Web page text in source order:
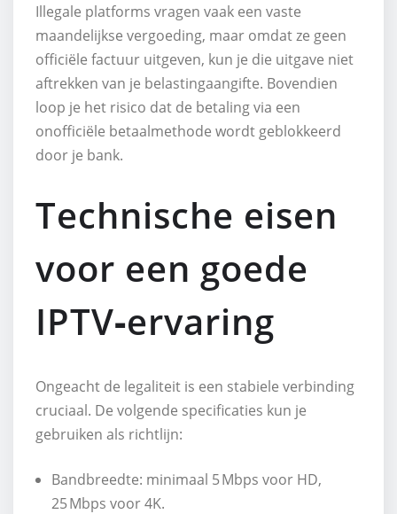
Illegale platforms vragen vaak een vaste
maandelijkse vergoeding, maar omdat ze geen
officiële factuur uitgeven, kun je die uitgave niet
aftrekken van je belastingaangifte. Bovendien
loop je het risico dat de betaling via een
onofficiële betaalmethode wordt geblokkeerd
door je bank.
Technische eisen
voor een goede
IPTV‑ervaring
Ongeacht de legaliteit is een stabiele verbinding
cruciaal. De volgende specificaties kun je
gebruiken als richtlijn:
Bandbreedte: minimaal 5 Mbps voor HD,
25 Mbps voor 4K.